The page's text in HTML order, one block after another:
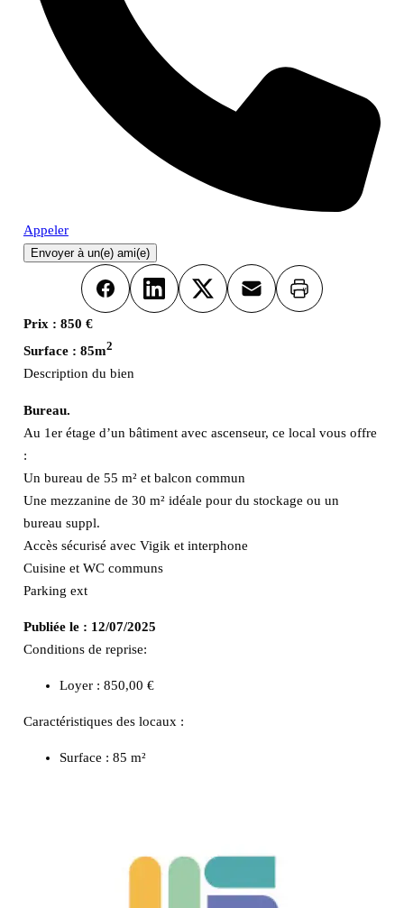
Appeler
Envoyer à un(e) ami(e)
FacebookLinkedInX Email Imprimer
Prix : 850 €
Surface : 85m2
Description du bien
Bureau.
Au 1er étage d’un bâtiment avec ascenseur, ce local vous offre
:
Un bureau de 55 m² et balcon commun
Une mezzanine de 30 m² idéale pour du stockage ou un
bureau suppl.
Accès sécurisé avec Vigik et interphone
Cuisine et WC communs
Parking ext
Publiée le : 12/07/2025
Conditions de reprise:
Loyer : 850,00 €
Caractéristiques des locaux :
Surface : 85 m²